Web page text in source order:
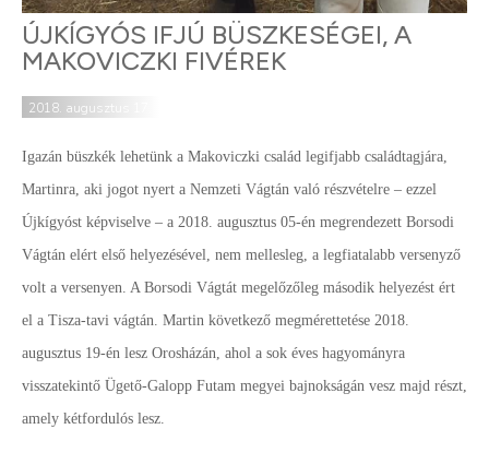
ÚJKÍGYÓS IFJÚ BÜSZKESÉGEI, A
MAKOVICZKI FIVÉREK
2018. augusztus 17.
Igazán büszkék lehetünk a Makoviczki család legifjabb családtagjára,
Martinra, aki jogot nyert a Nemzeti Vágtán való részvételre – ezzel
Újkígyóst képviselve – a 2018. augusztus 05-én megrendezett Borsodi
Vágtán elért első helyezésével, nem mellesleg, a legfiatalabb versenyző
volt a versenyen. A Borsodi Vágtát megelőzőleg második helyezést ért
el a Tisza-tavi vágtán. Martin következő megmérettetése 2018.
augusztus 19-én lesz Orosházán, ahol a sok éves hagyományra
visszatekintő Ügető-Galopp Futam megyei bajnokságán vesz majd részt,
amely kétfordulós lesz.